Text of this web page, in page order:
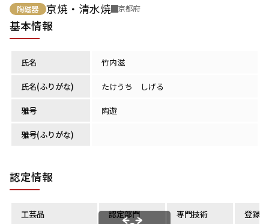
陶磁器 京焼・清水焼 京都府
基本情報
氏名 竹内滋
氏名(ふりがな) たけうち しげる
雅号 陶遊
雅号(ふりがな)
認定情報
工芸品 認定部門 専門技術 登録